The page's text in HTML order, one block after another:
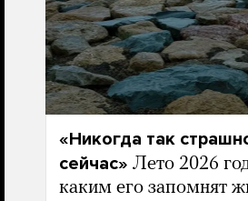
«Никогда так
сейчас» Лето 2026
каким его запомнят